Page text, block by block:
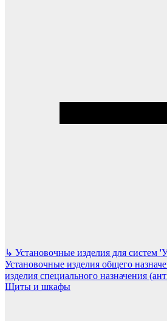
↳ Установочные изделия для систем
Установочные изделия общего
изделия специального назначения
Щиты и шкафы